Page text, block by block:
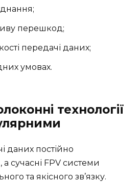
перешкод;
передачі даних;
умовах.
технології
даних постійно
сучасні FPV системи
та якісного зв’язку.